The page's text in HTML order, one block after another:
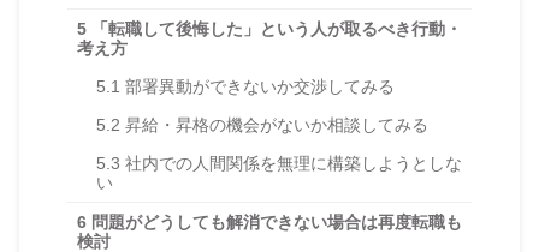
5 「転職して後悔した」という人が取るべき行動・
考え方
5.1 部署異動ができないか交渉してみる
5.2 昇給・昇格の機会がないか相談してみる
5.3 社内での人間関係を無理に構築しようとしな
い
6 問題がどうしても解消できない場合は再度転職も
検討